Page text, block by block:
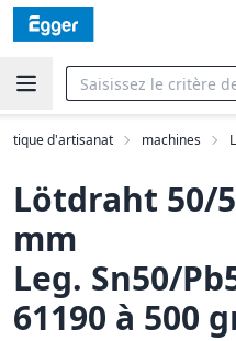
d'artisanat machines
Lötdraht 50/
mm
Leg. Sn50/
61190 à 500